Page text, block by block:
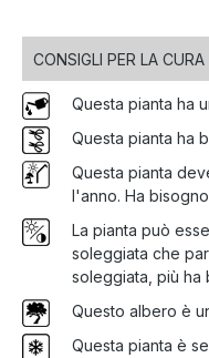
CONSIGLI PER LA CURA
Questa pianta ha
Questa pianta ha
Questa pianta
l'anno. Ha
La pianta può
soleggiata che
soleggiata, più ha
Questo albero è
Questa pianta è